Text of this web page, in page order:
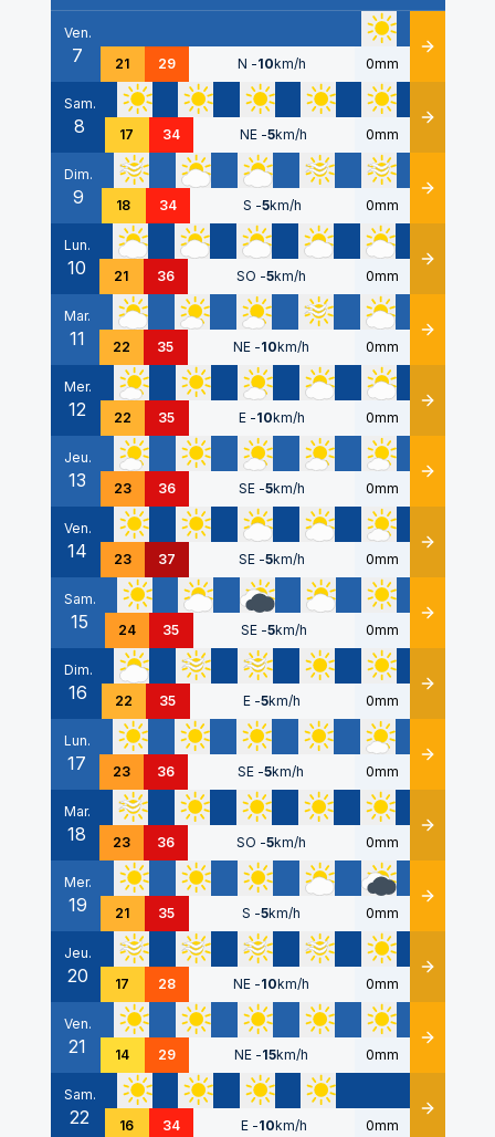
Date
Ven.
7 21 29 N -10km/h 0mm Détails
Sam.
8 17 34 NE -5km/h 0mm Détails
Dim.
9 18 34 S -5km/h 0mm Détails
Lun.
10 21 36 SO -5km/h 0mm Détails
Mar.
11 22 35 NE -10km/h 0mm Détails
Mer.
12 22 35 E -10km/h 0mm Détails
Jeu.
13 23 36 SE -5km/h 0mm Détails
Ven.
14 23 37 SE -5km/h 0mm Détails
Sam.
15 24 35 SE -5km/h 0mm Détails
Dim.
16 22 35 E -5km/h 0mm Détails
Lun.
17 23 36 SE -5km/h 0mm Détails
Mar.
18 23 36 SO -5km/h 0mm Détails
Mer.
19 21 35 S -5km/h 0mm Détails
Jeu.
20 17 28 NE -10km/h 0mm Détails
Ven.
21 14 29 NE -15km/h 0mm Détails
Sam.
22 16 34 E -10km/h 0mm Détails